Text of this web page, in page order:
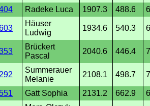
Radeke Luca 1907.3 488.6
Häuser
Ludwig
1934.6 540.3
Brückert
Pascal
2040.6 446.4
292
Summerauer
Melanie
2108.1 498.7
Gatt Sophia 2131.2 662.9